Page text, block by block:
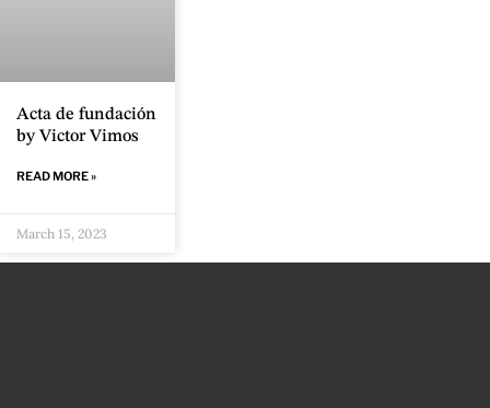
Acta de fundación
by Victor Vimos
READ MORE »
March 15, 2023